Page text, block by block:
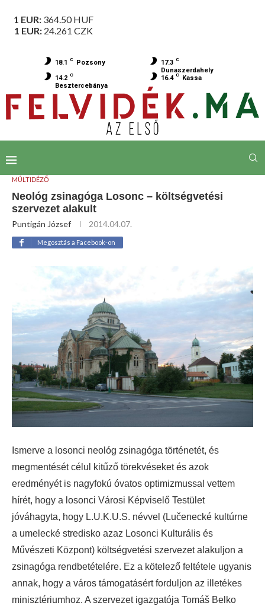
1 EUR: 364.50HUF
1 EUR: 24.261 CZK
18.1 C Pozsony 17.3 C
Dunaszerdahely
14.2 C
Besztercebánya
16.4 C Kassa
MÚLTIDÉZŐ
Neológ zsinagóga Losonc – költségvetési
szervezet alakult
Puntigán József 2014.04.07.
Megosztás a Facebook-on
Ismerve a losonci neológ zsinagóga történetét, és
megmentését célul kitűző törekvéseket és azok
eredményét is nagyfokú óvatos optimizmussal vettem
hírét, hogy a losonci Városi Képviselő Testület
jóváhagyta, hogy L.U.K.U.S. névvel (Lučenecké kultúrne
a umelecké stredisko azaz Losonci Kulturális és
Művészeti Központ) költségvetési szervezet alakuljon a
zsinagóga rendbetételére. Ez a kötelező feltétele ugyanis
annak, hogy a város támogatásért forduljon az illetékes
minisztériumhoz. A szervezet igazgatója Tomáš Belko